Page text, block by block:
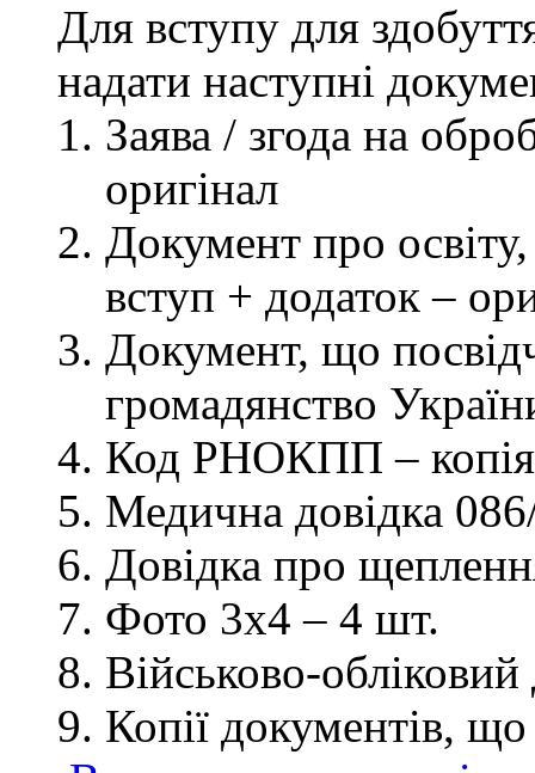
Для вступу для
надати наступні
Заява / згода на
оригінал
Документ про освіту,
вступ + додаток –
Документ, що
громадянство
Код РНОКПП – копія
Медична довідка
Довідка про
Фото 3х4 – 4 шт.
Військово-
Копії документів,